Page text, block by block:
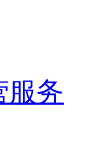
服务